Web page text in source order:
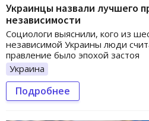
Украинцы назвали лучшего
независимости
Социологи выяснили, кого из
независимой Украины люди
правление было эпохой застоя
Украина
Подробнее